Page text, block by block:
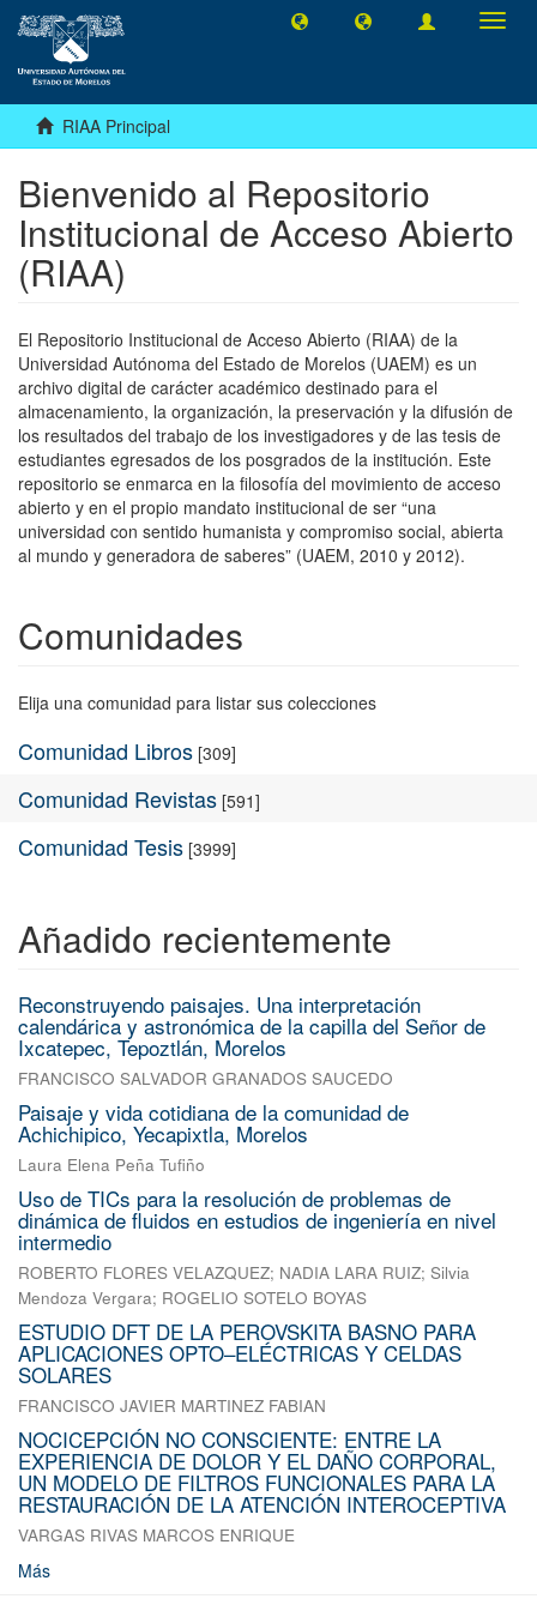
RIAA Principal
Bienvenido al Repositorio
Institucional de Acceso Abierto
(RIAA)
El Repositorio Institucional de Acceso Abierto (RIAA) de la
Universidad Autónoma del Estado de Morelos (UAEM) es un
archivo digital de carácter académico destinado para el
almacenamiento, la organización, la preservación y la difusión de
los resultados del trabajo de los investigadores y de las tesis de
estudiantes egresados de los posgrados de la institución. Este
repositorio se enmarca en la filosofía del movimiento de acceso
abierto y en el propio mandato institucional de ser “una
universidad con sentido humanista y compromiso social, abierta
al mundo y generadora de saberes” (UAEM, 2010 y 2012).
Comunidades
Elija una comunidad para listar sus colecciones
Comunidad Libros [309]
Comunidad Revistas [591]
Comunidad Tesis [3999]
Añadido recientemente
Reconstruyendo paisajes. Una interpretación
calendárica y astronómica de la capilla del Señor de
Ixcatepec, Tepoztlán, Morelos
FRANCISCO SALVADOR GRANADOS SAUCEDO
Paisaje y vida cotidiana de la comunidad de
Achichipico, Yecapixtla, Morelos
Laura Elena Peña Tufiño
Uso de TICs para la resolución de problemas de
dinámica de fluidos en estudios de ingeniería en nivel
intermedio
ROBERTO FLORES VELAZQUEZ; NADIA LARA RUIZ; Silvia
Mendoza Vergara; ROGELIO SOTELO BOYAS
ESTUDIO DFT DE LA PEROVSKITA BASNO PARA
APLICACIONES OPTO–ELÉCTRICAS Y CELDAS
SOLARES
FRANCISCO JAVIER MARTINEZ FABIAN
NOCICEPCIÓN NO CONSCIENTE: ENTRE LA
EXPERIENCIA DE DOLOR Y EL DAÑO CORPORAL,
UN MODELO DE FILTROS FUNCIONALES PARA LA
RESTAURACIÓN DE LA ATENCIÓN INTEROCEPTIVA
VARGAS RIVAS MARCOS ENRIQUE
Más